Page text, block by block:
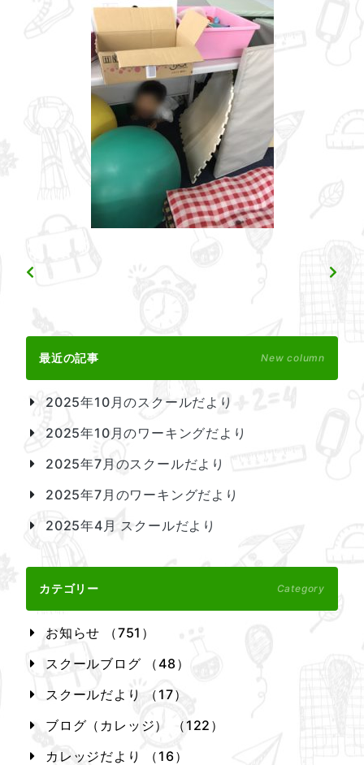
最近の記事 New column
2025年10月のスクールだより
2025年10月のワーキングだより
2025年7月のスクールだより
2025年7月のワーキングだより
2025年4月 スクールだより
カテゴリー Category
お知らせ （751）
スクールブログ （48）
スクールだより （17）
ブログ（カレッジ） （122）
カレッジだより （16）